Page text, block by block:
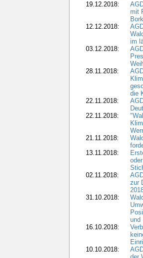
19.12.2018:
mit
12.12.2018:
im
03.12.2018:
28.11.2018:
die
22.11.2018:
22.11.2018:
21.11.2018:
13.11.2018:
02.11.2018:
zur
31.10.2018:
und
16.10.2018:
10.10.2018: